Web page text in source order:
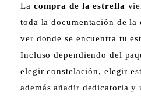
La compra de la estrella
toda la documentación de la
ver donde se encuentra tu
Incluso dependiendo del
elegir constelación, elegir
además añadir dedicatoria y